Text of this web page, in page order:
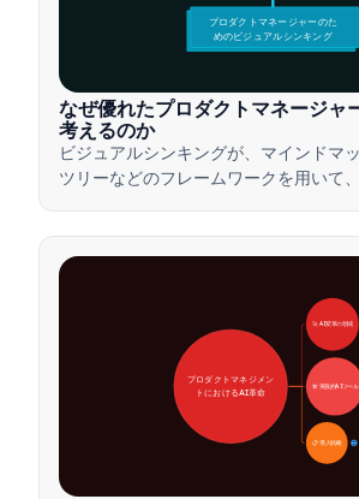
プロダクトマネージャーのた
めのビジュアルシンキング
なぜ優れたプロダクトマネージャ
考えるのか
ビジュアルシンキングが、マインドマ
ツリーなどのフレームワークを用いて
します。
🚀 AI変革の領域
🛠️ 実践的AIツール
📋 導入戦略 33
プロダクトマネジメン
トにおけるAI革命